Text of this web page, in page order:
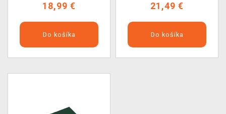
18,99 €
Do košíka
21,49 €
Do košíka